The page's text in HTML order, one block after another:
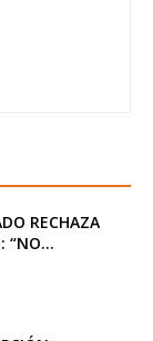
RECHAZA
“NO...